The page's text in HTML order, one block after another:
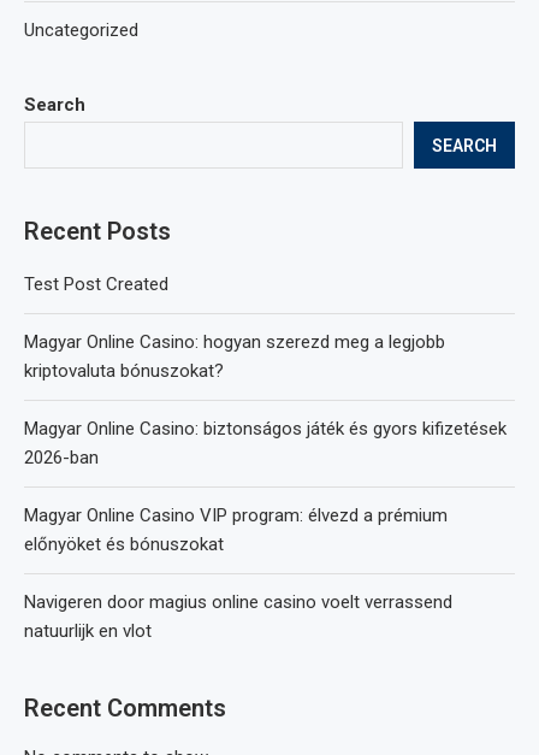
Search
SEARCH
Recent Posts
Test Post Created
Magyar Online Casino: hogyan szerezd meg a legjobb
kriptovaluta bónuszokat?
Magyar Online Casino: biztonságos játék és gyors kifizetések
2026-ban
Magyar Online Casino VIP program: élvezd a prémium
előnyöket és bónuszokat
Navigeren door magius online casino voelt verrassend
natuurlijk en vlot
Recent Comments
Uncategorized